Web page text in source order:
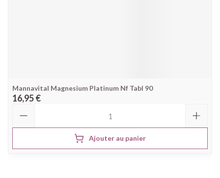
Mannavital Magnesium Platinum Nf Tabl 90
16,95 €
Ajouter au panier